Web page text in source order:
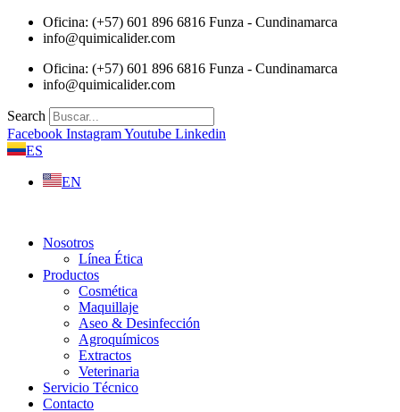
Saltar
Oficina: (+57) 601 896 6816 Funza - Cundinamarca
info@quimicalider.com
Oficina: (+57) 601 896 6816 Funza - Cundinamarca
info@quimicalider.com
Search
Facebook InstagramYoutube Linkedin
ES
EN
Nosotros
Línea Ética
Productos
Cosmética
Maquillaje
Aseo & Desinfección
Agroquímicos
Extractos
Veterinaria
Servicio Técnico
Contacto